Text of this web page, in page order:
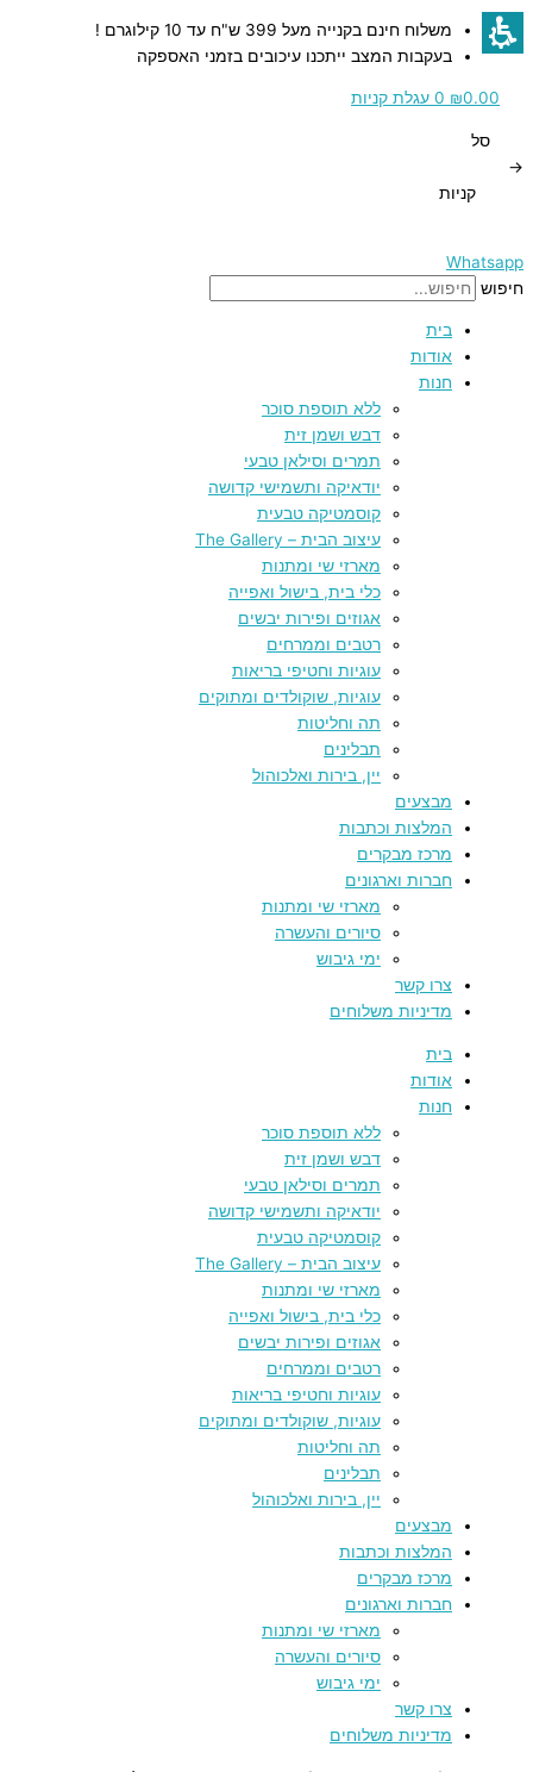
דילוג
לתוכן
משלוח חינם בקנייה מעל 399 ש"ח עד 10 קילוגרם !
בעקבות המצב ייתכנו עיכובים בזמני האספקה
₪0.00
0 עגלת קניות
סל
→
קניות
Whatsapp
חיפוש
בית
אודות
חנות
ללא תוספת סוכר
דבש ושמן זית
תמרים וסילאן טבעי
יודאיקה ותשמישי קדושה
קוסמטיקה טבעית
עיצוב הבית – The Gallery
מארזי שי ומתנות
כלי בית, בישול ואפייה
אגוזים ופירות יבשים
רטבים וממרחים
עוגיות וחטיפי בריאות
עוגיות, שוקולדים ומתוקים
תה וחליטות
תבלינים
יין, בירות ואלכוהול
מבצעים
המלצות וכתבות
מרכז מבקרים
חברות וארגונים
מארזי שי ומתנות
סיורים והעשרה
ימי גיבוש
צרו קשר
מדיניות משלוחים
בית
אודות
חנות
ללא תוספת סוכר
דבש ושמן זית
תמרים וסילאן טבעי
יודאיקה ותשמישי קדושה
קוסמטיקה טבעית
עיצוב הבית – The Gallery
מארזי שי ומתנות
כלי בית, בישול ואפייה
אגוזים ופירות יבשים
רטבים וממרחים
עוגיות וחטיפי בריאות
עוגיות, שוקולדים ומתוקים
תה וחליטות
תבלינים
יין, בירות ואלכוהול
מבצעים
המלצות וכתבות
מרכז מבקרים
חברות וארגונים
מארזי שי ומתנות
סיורים והעשרה
ימי גיבוש
צרו קשר
מדיניות משלוחים
של
מעדן
פרי
ברטה
של
מלח
ורוד
של
חמאת
בוטנים
של
חלב
מרוכז
של
חלב
מרוכז